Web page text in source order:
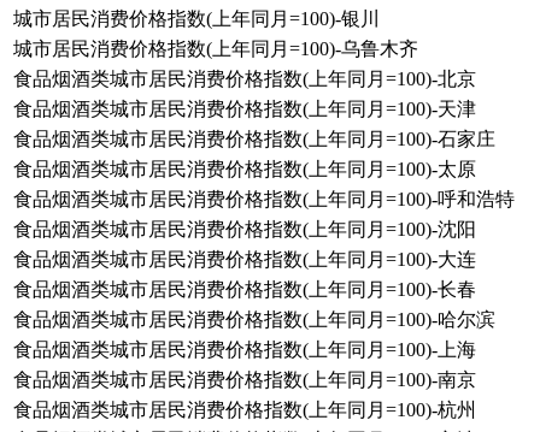
城市居民消费价格指数(上年同月=100)-银川
城市居民消费价格指数(上年同月=100)-乌鲁木齐
食品烟酒类城市居民消费价格指数(上年同月=100)-北京
食品烟酒类城市居民消费价格指数(上年同月=100)-天津
食品烟酒类城市居民消费价格指数(上年同月=100)-石家庄
食品烟酒类城市居民消费价格指数(上年同月=100)-太原
食品烟酒类城市居民消费价格指数(上年同月=100)-呼和浩特
食品烟酒类城市居民消费价格指数(上年同月=100)-沈阳
食品烟酒类城市居民消费价格指数(上年同月=100)-大连
食品烟酒类城市居民消费价格指数(上年同月=100)-长春
食品烟酒类城市居民消费价格指数(上年同月=100)-哈尔滨
食品烟酒类城市居民消费价格指数(上年同月=100)-上海
食品烟酒类城市居民消费价格指数(上年同月=100)-南京
食品烟酒类城市居民消费价格指数(上年同月=100)-杭州